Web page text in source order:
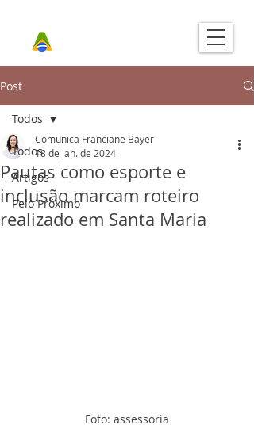
Post
Todos
Artigos
Pelo Próximo
Todos
Pautas como esporte e
inclusão marcam roteiro
realizado em Santa Maria
Comunica Franciane Bayer
18 de jan. de 2024
Foto: assessoria